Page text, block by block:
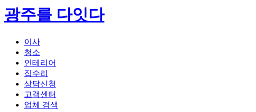
광주를 다잇다
이사
청소
인테리어
집수리
상담신청
고객센터
업체 검색